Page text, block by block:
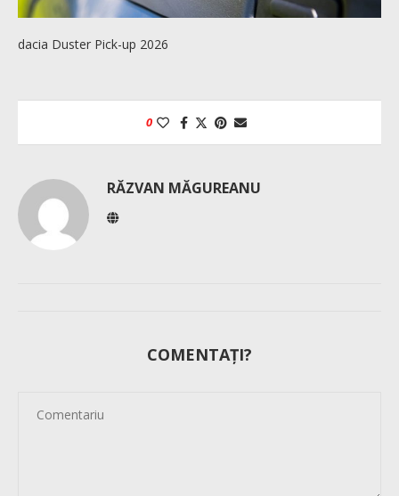
dacia Duster Pick-up 2026
0
RĂZVAN MĂGUREANU
COMENTAȚI?